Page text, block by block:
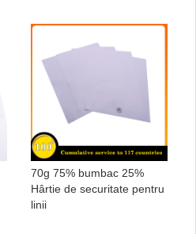
70g 75% bumbac 25%
Hârtie de securitate pentru
linii